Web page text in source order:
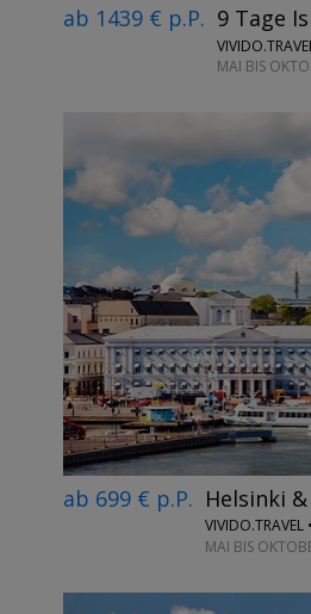
ab 1439 € p.P. 9 Tage
MAI BIS
ab 699 € p.P. Helsinki
MAI BIS